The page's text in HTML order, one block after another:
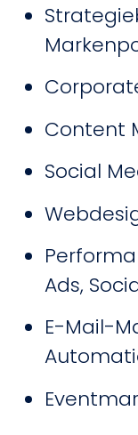
Content
Social
Ads,
E-Mail-